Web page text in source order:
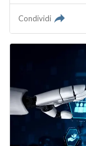
Condividi